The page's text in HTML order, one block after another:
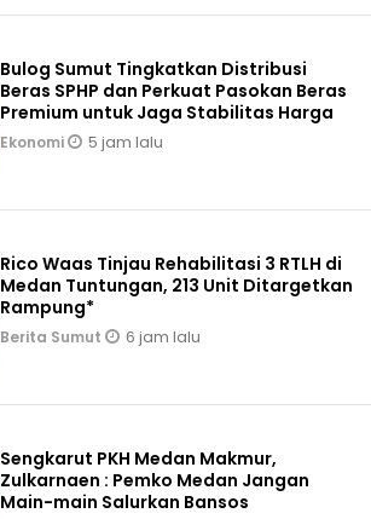
Bulog Sumut Tingkatkan Distribusi
Beras SPHP dan Perkuat Pasokan Beras
Premium untuk Jaga Stabilitas Harga
Ekonomi 5 jam lalu
Rico Waas Tinjau Rehabilitasi 3 RTLH di
Medan Tuntungan, 213 Unit Ditargetkan
Rampung*
Berita Sumut 6 jam lalu
Sengkarut PKH Medan Makmur,
Zulkarnaen : Pemko Medan Jangan
Main-main Salurkan Bansos